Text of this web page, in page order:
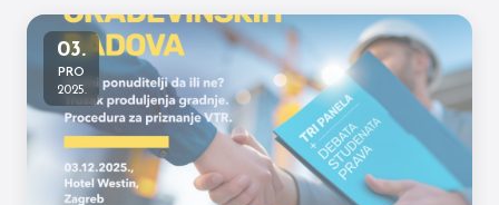
03.
PRO
2025.